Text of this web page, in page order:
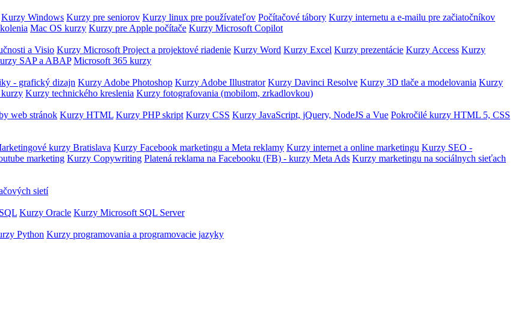
Kurzy Windows Kurzy pre seniorov Kurzy linux pre používateľov Počítačové tábory Kurzy internetu a e-mailu pre začiatočníkov
Mac OS kurzy Kurzy pre Apple počítače Kurzy Microsoft Copilot
a Visio Kurzy Microsoft Project a projektové riadenie Kurzy Word Kurzy Excel Kurzy prezentácie Kurzy Access Kurzy
SAP a ABAP Microsoft 365 kurzy
- grafický dizajn Kurzy Adobe Photoshop Kurzy Adobe Illustrator Kurzy Davinci Resolve Kurzy 3D tlače a modelovania Kurzy
Kurzy technického kreslenia Kurzy fotografovania (mobilom, zrkadlovkou)
web stránok Kurzy HTML Kurzy PHP skript Kurzy CSS Kurzy JavaScript, jQuery, NodeJS a Vue Pokročilé kurzy HTML 5, CSS
kurzy Bratislava Kurzy Facebook marketingu a Meta reklamy Kurzy internet a online marketingu Kurzy SEO -
marketing Kurzy Copywriting Platená reklama na Facebooku (FB) - kurzy Meta Ads Kurzy marketingu na sociálnych sieťach
sietí
Kurzy Oracle Kurzy Microsoft SQL Server
Python Kurzy programovania a programovacie jazyky